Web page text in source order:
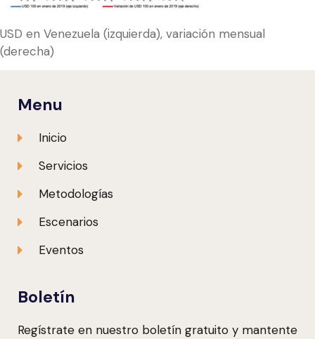
USD en Venezuela (izquierda), variación mensual
(derecha)
Menu
Inicio
Servicios
Metodologías
Escenarios
Eventos
Boletín
Regístrate en nuestro boletín gratuito y mantente